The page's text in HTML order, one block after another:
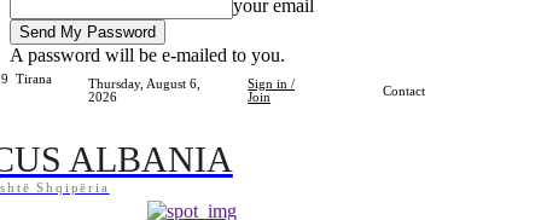
your email
A password will be e-mailed to you.
Tirana
Thursday, August 6,
2026
Sign in /
Join
Contact
ALBANIA
Shqipëria